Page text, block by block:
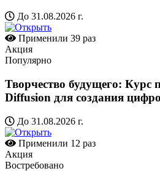
До 31.08.2026 г.
Применили 39 раз
Акция
Популярно
Творчество будущего: Курс
Diffusion для создания
До 31.08.2026 г.
Применили 12 раз
Акция
Востребовано